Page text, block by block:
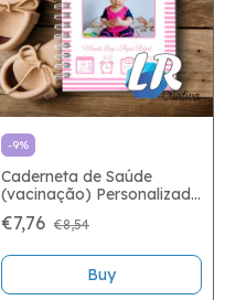
-9%
Caderneta de Saúde
(vacinação) Personalizada
com Foto
€7,76 €8,54